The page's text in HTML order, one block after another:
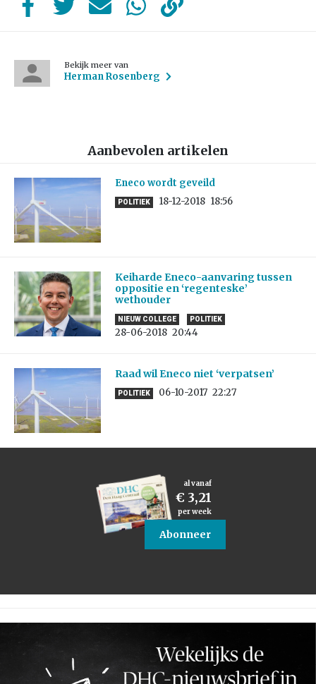
Bekijk meer van
Herman Rosenberg
Aanbevolen artikelen
Eneco wordt geveild
POLITIEK 18-12-2018 18:56
Keiharde Eneco-aanvaring tussen
oppositie en ‘regenteske’
wethouder
NIEUW COLLEGE POLITIEK
28-06-2018 20:44
Raad wil Eneco niet ‘verpatsen’
POLITIEK 06-10-2017 22:27
al vanaf
€ 3,21
per week
Abonneer